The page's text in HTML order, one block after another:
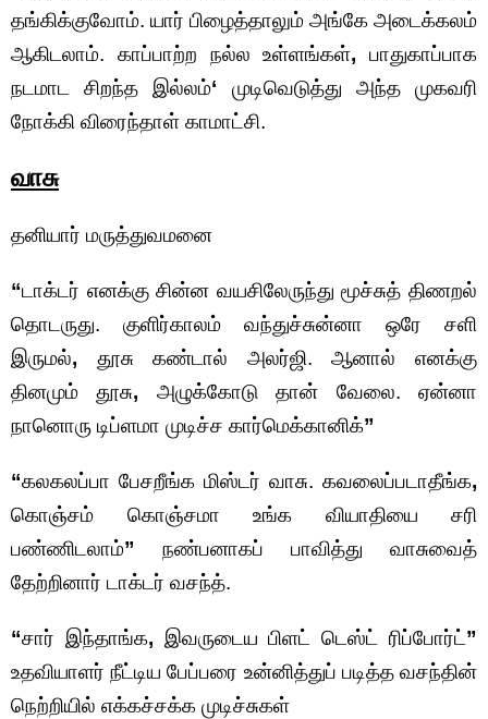
தங்கிக்குவோம். யார் பிழைத்தாலும் அங்கே அடைக்கலம்
ஆகிடலாம். காப்பாற்ற நல்ல உள்ளங்கள், பாதுகாப்பாக
நடமாட சிறந்த இல்லம்‘ முடிவெடுத்து அந்த முகவரி
நோக்கி விரைந்தாள் காமாட்சி.
வாசு
தனியார் மருத்துவமனை
“டாக்டர் எனக்கு சின்ன வயசிலேருந்து மூச்சுத் திணறல்
தொடருது. குளிர்காலம் வந்துச்சுன்னா ஒரே சளி
இருமல், தூசு கண்டால் அலர்ஜி. ஆனால் எனக்கு
தினமும் தூசு, அழுக்கோடு தான் வேலை. ஏன்னா
நானொரு டிப்ளமா முடிச்ச கார்மெக்கானிக்”
“கலகலப்பா பேசறீங்க மிஸ்டர் வாசு. கவலைப்படாதீங்க,
கொஞ்சம் கொஞ்சமா உங்க வியாதியை சரி
பண்ணிடலாம்” நண்பனாகப் பாவித்து வாசுவைத்
தேற்றினார் டாக்டர் வசந்த்.
“சார் இந்தாங்க, இவருடைய பிளட் டெஸ்ட் ரிப்போர்ட் ”
உதவியாளர் நீட்டிய பேப்பரை உன்னித்துப் படித்த வசந்தின்
நெற்றியில் எக்கச்சக்க முடிச்சுகள்